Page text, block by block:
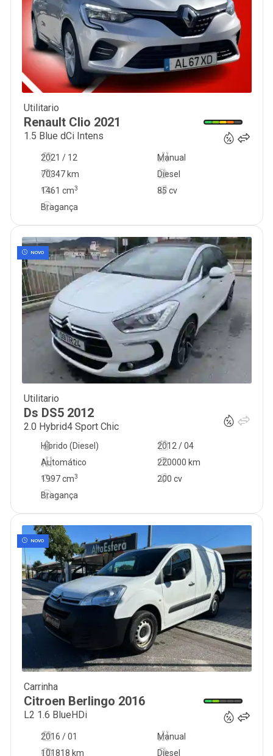
Utilitario
Renault Clio 2021
1.5 Blue dCi Intens
2021 / 12
Manual
70347 km
85 cv
Diesel
1461 cm3
Bragança
NOVO
Utilitario
Ds DS5 2012
2.0 Hybrid4 Sport Chic
2012 / 04
Automático
220000 km
200 cv
Híbrido (Diesel)
1997cm3
Bragança
NOVO
Carrinha
Citroen Berlingo 2016
L2 1.6 BlueHDi
2016 / 01
Manual
101818 km
Diesel